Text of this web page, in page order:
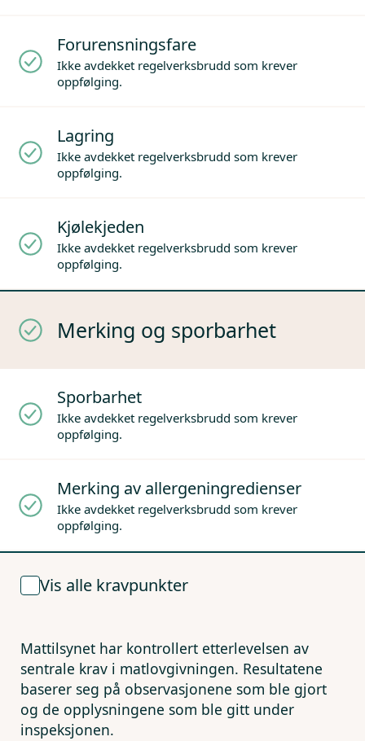
Forurensningsfare
Ikke avdekket regelverksbrudd som krever
oppfølging.
Lagring
Ikke avdekket regelverksbrudd som krever
oppfølging.
Kjølekjeden
Ikke avdekket regelverksbrudd som krever
oppfølging.
Merking og sporbarhet
Sporbarhet
Ikke avdekket regelverksbrudd som krever
oppfølging.
Merking av allergeningredienser
Ikke avdekket regelverksbrudd som krever
oppfølging.
Vis alle kravpunkter
Mattilsynet har kontrollert etterlevelsen av
sentrale krav i matlovgivningen. Resultatene
baserer seg på observasjonene som ble gjort
og de opplysningene som ble gitt under
inspeksjonen.